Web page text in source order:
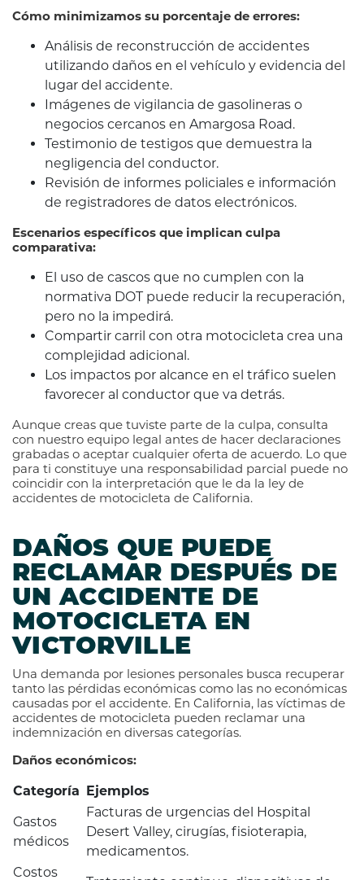
Cómo minimizamos su porcentaje de errores:
Análisis de reconstrucción de accidentes
utilizando daños en el vehículo y evidencia del
lugar del accidente.
Imágenes de vigilancia de gasolineras o
negocios cercanos en Amargosa Road.
Testimonio de testigos que demuestra la
negligencia del conductor.
Revisión de informes policiales e información
de registradores de datos electrónicos.
Escenarios específicos que implican culpa
comparativa:
El uso de cascos que no cumplen con la
normativa DOT puede reducir la recuperación,
pero no la impedirá.
Compartir carril con otra motocicleta crea una
complejidad adicional.
Los impactos por alcance en el tráfico suelen
favorecer al conductor que va detrás.
Aunque creas que tuviste parte de la culpa, consulta
con nuestro equipo legal antes de hacer declaraciones
grabadas o aceptar cualquier oferta de acuerdo. Lo que
para ti constituye una responsabilidad parcial puede no
coincidir con la interpretación que le da la ley de
accidentes de motocicleta de California.
DAÑOS QUE PUEDE
RECLAMAR DESPUÉS DE
UN ACCIDENTE DE
MOTOCICLETA EN
VICTORVILLE
Una demanda por lesiones personales busca recuperar
tanto las pérdidas económicas como las no económicas
causadas por el accidente. En California, las víctimas de
accidentes de motocicleta pueden reclamar una
indemnización en diversas categorías.
Daños económicos:
Categoría Ejemplos
Gastos
médicos
Facturas de urgencias del Hospital
Desert Valley, cirugías, fisioterapia,
medicamentos.
Costos